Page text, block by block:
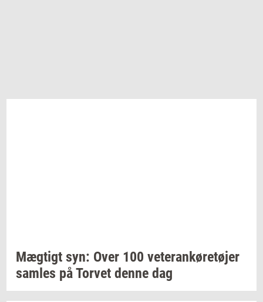
Mæg­tigt syn: Over 100 ve­te­ran­kø­re­tø­jer
sam­les påTor­vet denne dag